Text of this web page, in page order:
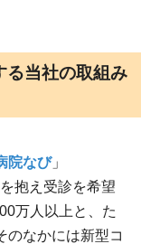
る当社の取組み
院なび」
抱え受診を希望
万人以上と、た
のなかには新型コ